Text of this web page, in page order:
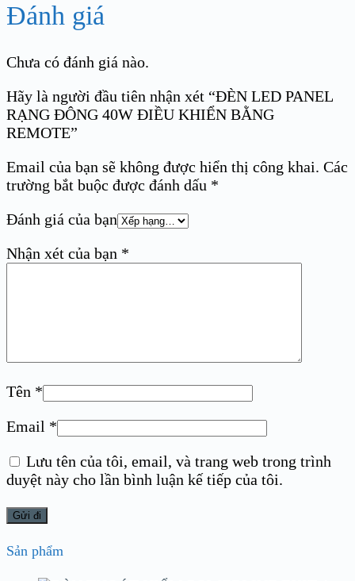
Đánh giá
Chưa có đánh giá nào.
Hãy là người đầu tiên nhận xét “ĐÈN LED PANEL
RẠNG ĐÔNG 40W ĐIỀU KHIỂN BẰNG
REMOTE”
Email của bạn sẽ không được hiển thị công khai. Các
trường bắt buộc được đánh dấu *
Đánh giá của bạn
Nhận xét của bạn *
Tên *
Email *
Lưu tên của tôi, email, và trang web trong trình
duyệt này cho lần bình luận kế tiếp của tôi.
Sản phẩm